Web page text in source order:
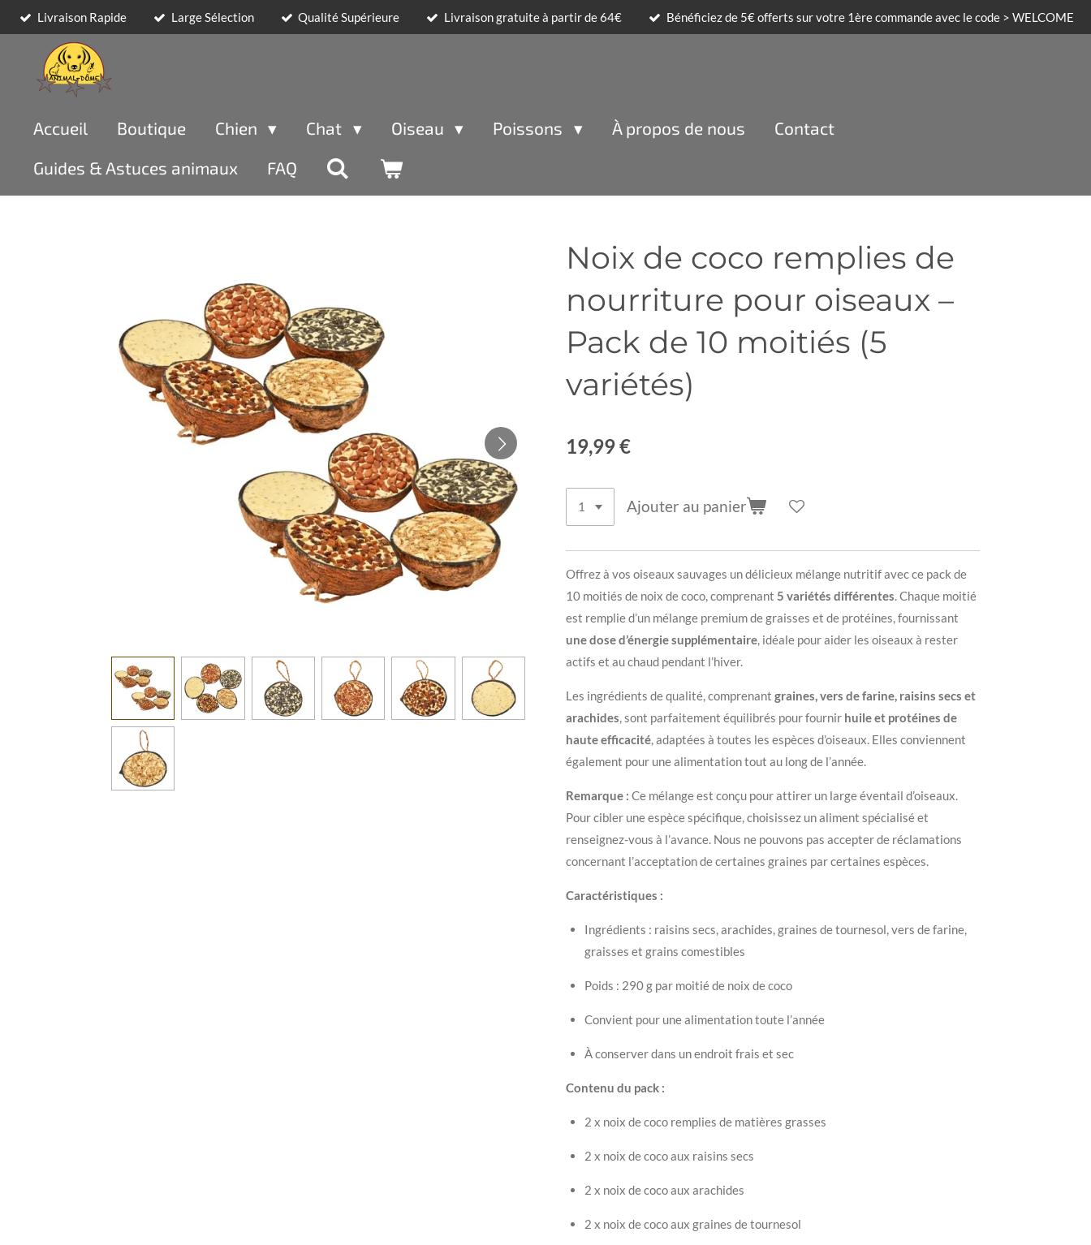
Passer
contenu
principal
Livraison Rapide Large Sélection Qualité Supérieure Livraison gratuite à partir de 64€ Bénéficiez de 5€ offerts sur votre 1ère commande avec le code > WELCOME
Accueil Boutique Chien Chat Oiseau Poissons À propos de nous
Contact
Guides & Astuces animaux
FAQ
Noix de coco remplies de
nourriture pour oiseaux –
Pack de 10 moitiés (5
variétés)
19,99 €
Ajouter au panier
Offrez à vos oiseaux sauvages un délicieux mélange nutritif avec ce pack de
10 moitiés de noix de coco, comprenant 5 variétés différentes. Chaque moitié
est remplie d’un mélange premium de graisses et de protéines, fournissant
une dose d’énergie supplémentaire, idéale pour aider les oiseaux à rester
actifs et au chaud pendant l’hiver.
Les ingrédients de qualité, comprenant graines, vers de farine, raisins secs et
arachides, sont parfaitement équilibrés pour fournir huile et protéines de
haute efficacité, adaptées à toutes les espèces d’oiseaux. Elles conviennent
également pour une alimentation tout au long de l’année.
Remarque : Ce mélange est conçu pour attirer un large éventail d’oiseaux.
Pour cibler une espèce spécifique, choisissez un aliment spécialisé et
renseignez-vous à l’avance. Nous ne pouvons pas accepter de réclamations
concernant l’acceptation de certaines graines par certaines espèces.
Caractéristiques :
Ingrédients : raisins secs, arachides, graines de tournesol, vers de farine,
graisses et grains comestibles
Poids : 290 g par moitié de noix de coco
Convient pour une alimentation toute l’année
À conserver dans un endroit frais et sec
Contenu du pack :
2 x noix de coco remplies de matières grasses
2 x noix de coco aux raisins secs
2 x noix de coco aux arachides
2 x noix de coco aux graines de tournesol